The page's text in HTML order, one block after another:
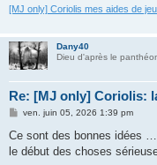
[MJ only] Coriolis mes aides de jeu
Dany40
Dieu d'après le
Re: [MJ only] Coriolis:
M
s
a
ven. juin 05, 2026 1:39 pm
Ce sont des bonnes idées
le début des choses